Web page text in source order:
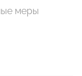
меры